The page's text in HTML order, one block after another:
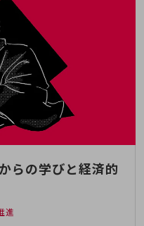
らの学びと経済的
進